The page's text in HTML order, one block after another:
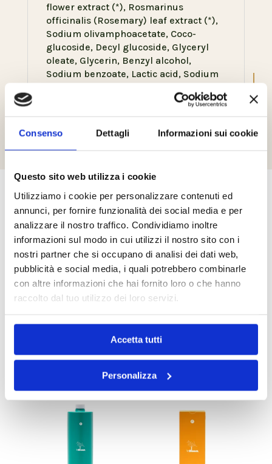
Consenso Dettagli Informazioni sui cookie
Questo sito web utilizza i cookie
Utilizziamo i cookie per personalizzare contenuti ed
annunci, per fornire funzionalità dei social media e per
analizzare il nostro traffico. Condividiamo inoltre
informazioni sul modo in cui utilizzi il nostro sito con i
nostri partner che si occupano di analisi dei dati web,
pubblicità e social media, i quali potrebbero combinarle
con altre informazioni che hai fornito loro o che hanno
raccolto dal tuo utilizzo dei loro servizi.
Accetta tutti
Personalizza
flower extract (*), Rosmarinus
officinalis (Rosemary) leaf extract (*),
Sodium olivamphoacetate, Coco-
glucoside, Decyl glucoside, Glyceryl
oleate, Glycerin, Benzyl alcohol,
Sodium benzoate, Lactic acid, Sodium
Geraniol, Citral, Limonene, Benzyl
Prodotti correlati
Citrus Shampoo 250
ml
Calming Shampoo 1 lt